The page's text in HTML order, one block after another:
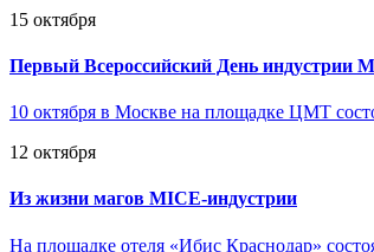
15 октября
Первый Всероссийский День индустрии
10 октября в Москве на площадке ЦМТ
12 октября
Из жизни магов MICE-индустрии
На площадке отеля «Ибис Краснодар»